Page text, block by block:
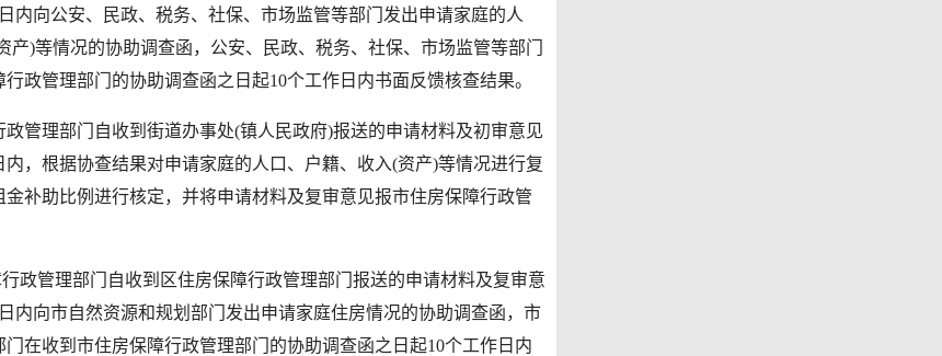
内向公安、民政、税务、社保、市场监管等部门发出申请家庭的人
产)等情况的协助调查函，公安、民政、税务、社保、市场监管等部门
政管理部门的协助调查函之日起10个工作日内书面反馈核查结果。
理部门自收到街道办事处(镇人民政府)报送的申请材料及初审意见
内，根据协查结果对申请家庭的人口、户籍、收入(资产)等情况进行复
金补助比例进行核定，并将申请材料及复审意见报市住房保障行政管
管理部门自收到区住房保障行政管理部门报送的申请材料及复审意
内向市自然资源和规划部门发出申请家庭住房情况的协助调查函，市
门在收到市住房保障行政管理部门的协助调查函之日起10个工作日内